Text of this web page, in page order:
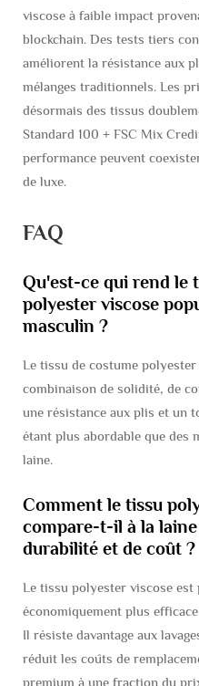
viscose à faible impact
blockchain. Des tests tiers
améliorent la résistance aux
mélanges traditionnels. Les
désormais des tissus
Standard 100 + FSC Mix
performance peuvent
de luxe.
FAQ
Qu'est-ce qui rend le
polyester viscose
masculin ?
Le tissu de costume
combinaison de solidité, de
une résistance aux plis et un
étant plus abordable que des
laine.
Comment le tissu
compare-t-il à la
durabilité et de coût ?
Le tissu polyester viscose est
économiquement plus
Il résiste davantage aux
réduit les coûts de
premium à une fraction du